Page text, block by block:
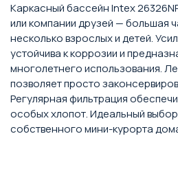
Каркасный бассейн Intex
или компании друзей — большая
несколько взрослых и детей.
устойчива к коррозии и
многолетнего использования.
позволяет просто
Регулярная фильтрация
особых хлопот. Идеальный
собственного мини-курорта